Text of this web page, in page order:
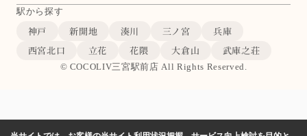
駅から探す
神戸 新開地 湊川 三ノ宮
兵庫
西宮北口
立花 花隈 大倉山 武庫之荘
© COCOLIV三宮駅前店 All Rights Reserved.